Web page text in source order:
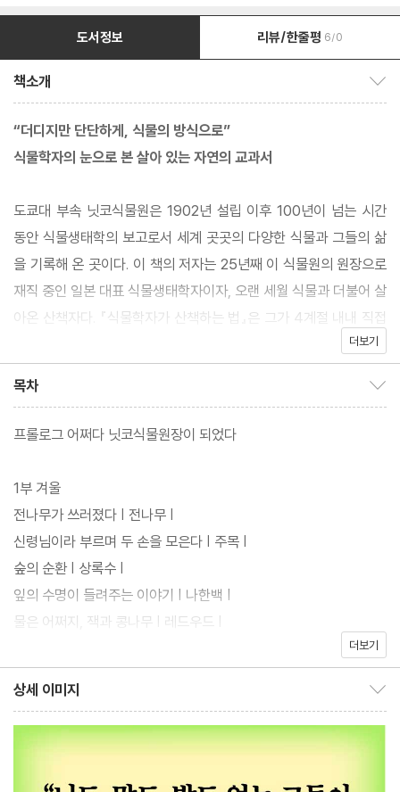
도서정보 리뷰/한줄평 6/0
책소개
“더디지만 단단하게, 식물의 방식으로”
식물학자의 눈으로 본 살아 있는 자연의 교과서
도쿄대 부속 닛코식물원은 1902년 설립 이후 100년이 넘는 시간
동안 식물생태학의 보고로서 세계 곳곳의 다양한 식물과 그들의 삶
을 기록해 온 곳이다. 이 책의 저자는 25년째 이 식물원의 원장으로
재직 중인 일본 대표 식물생태학자이자, 오랜 세월 식물과 더불어 살
아온 산책자다. 『식물학자가 산책하는 법』은 그가 4계절 내내 직접
관찰하고 사유한 식물 이야기 60편을 엮은 책이다. 겨우살이 열매
터 위로 물을 끌어올리는 레드우드의 신비한 구조, 성장을 멈추는 대
신 속을 비워 유연함으로 버티는 대나무의 철학 … 각각의 식물은 고
저자는 이 책을 통해 식물의 삶이 얼마나 멋진지를 알려주고자 한다.
그리고 더디지만 단단하게, 식물이 살아가는 방식을 전하며 이렇게
말한다. “식물을 알아간다는 것은, 결국 나를 알아가는 일이다.”
더보기
목차
프롤로그 어쩌다 닛코식물원장이 되었다
1부 겨울
전나무가 쓰러졌다 | 전나무 |
신령님이라 부르며 두 손을 모은다 | 주목 |
숲의 순환 | 상록수 |
잎의 수명이 들려주는 이야기 | 나한백 |
물은 어쩌지, 잭과 콩나무 | 레드우드 |
가지 위에 피어난 생명 | 겨우살이 |
옆으로 자라는 서릿발 | 시모바시라 |
2부 봄
더보기
상세 이미지